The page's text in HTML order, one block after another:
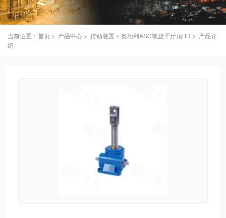
当前位置： 首页 > 产品中心 > 传动装置 > 奥地利ASC螺旋千斤顶BD > 产品介
绍